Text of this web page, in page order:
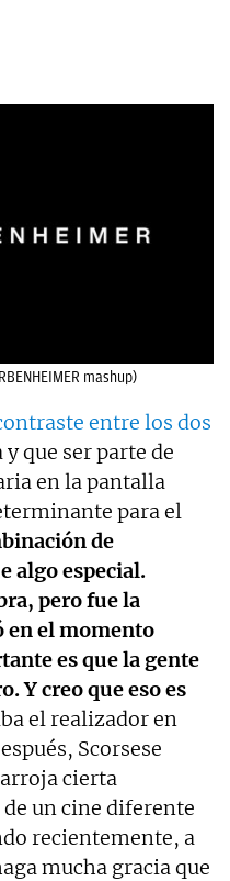
mashup)
entre los dos
que ser parte de
en la pantalla
para el
de
algo especial.
pero fue la
en el momento
es que la gente
Y creo que eso es
el realizador en
Scorsese
cierta
un cine diferente
recientemente, a
mucha gracia que